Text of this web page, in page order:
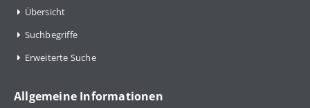
Übersicht
Suchbegriffe
Erweiterte Suche
Allgemeine Informationen